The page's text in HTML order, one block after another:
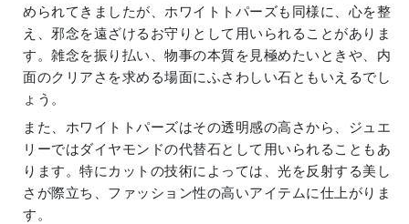
められてきましたが、ホワイトトパーズも同様に、心を整
え、邪念を遠ざけるお守りとして用いられることがありま
す。雑念を振り払い、物事の本質を見極めたいときや、内
面のクリアさを求める場面にふさわしい石ともいえるでし
ょう。
また、ホワイトトパーズはその透明感の高さから、ジュエ
リーではダイヤモンドの代替石として用いられることもあ
ります。特にカットの技術によっては、光を反射する美し
さが際立ち、ファッション性の高いアイテムに仕上がりま
す。